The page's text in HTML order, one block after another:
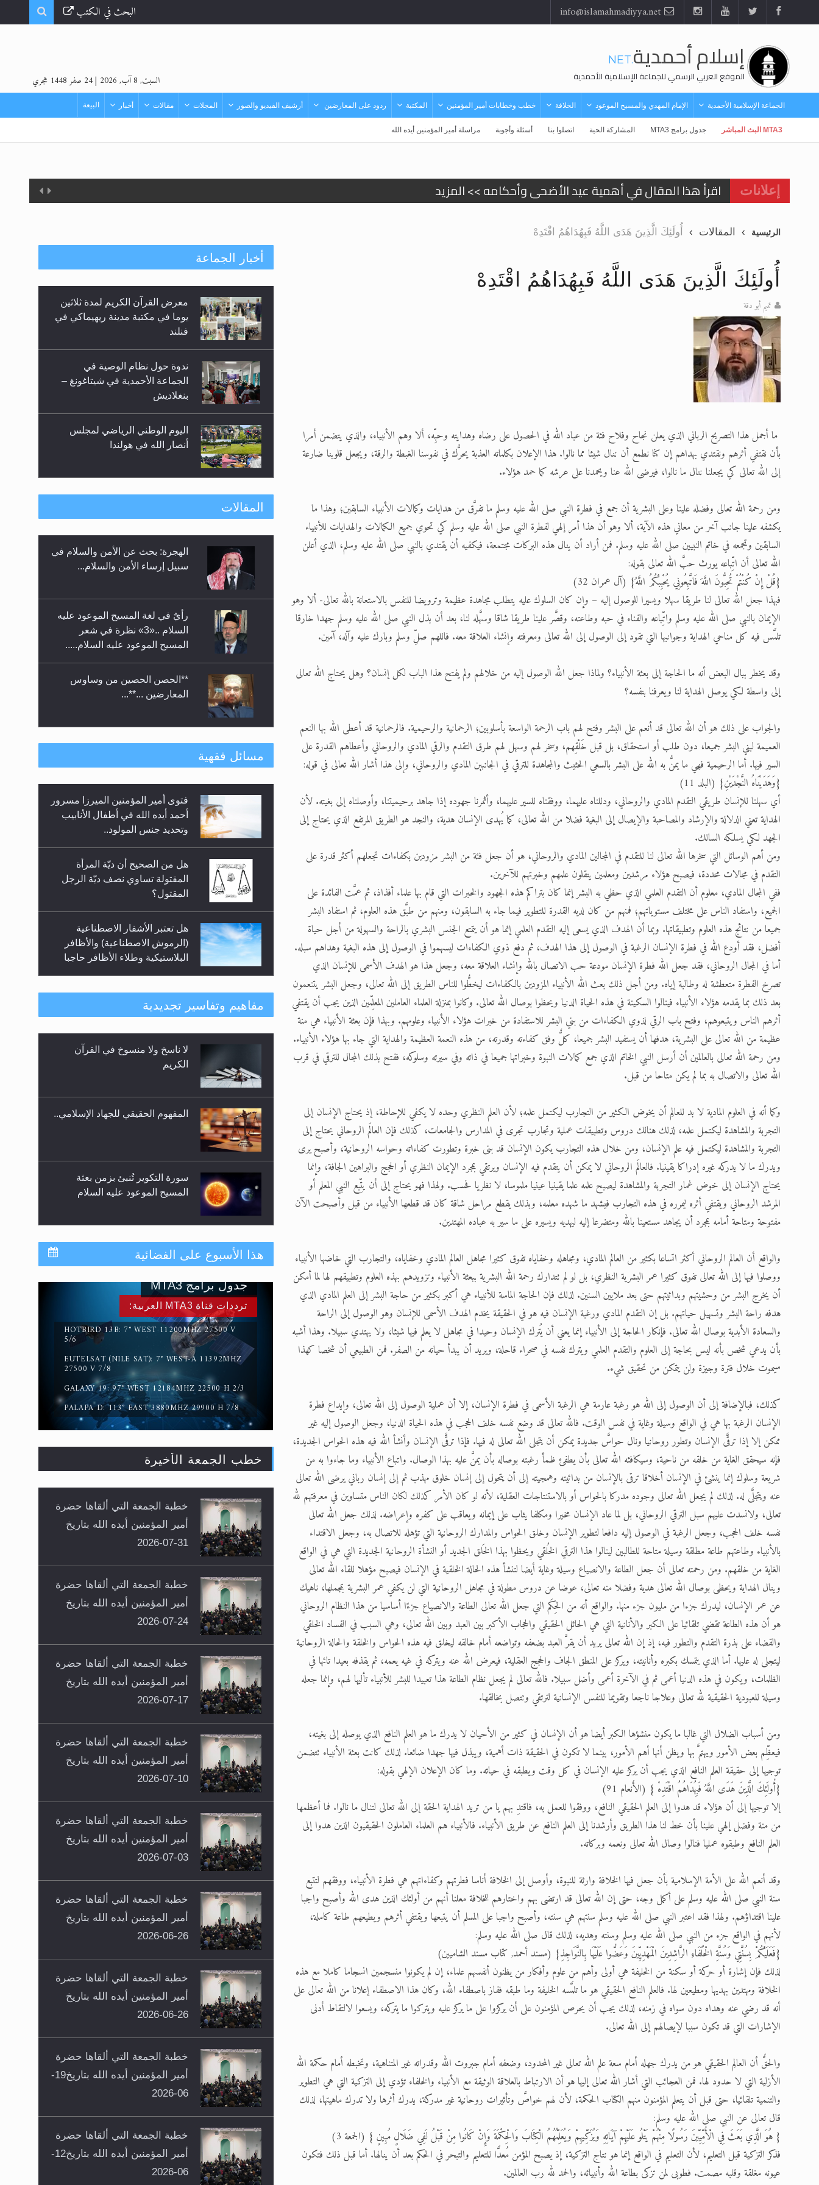
البحث في الكتب
إسلام أحمدية.NET
الموقع العربي الرسمي للجماعة الإسلامية الأحمدية السبت, 8 آب, 2026 |24 صفر 1448 هجري
الجماعة الإسلامية الأحمدية الإمام المهدي والمسيح الموعود الخلافة خطب وخطابات أمير المؤمنين المكتبة ردود على المعارضين أرشيف الفيديو والصور المجلات مقالات أخبار البيعة
MTA3 البث المباشر جدول برامج MTA3 المشاركة الحية اتصلوا بنا أسئلة وأجوبة مراسلة أمير المؤمنين أيده الله
إعلانات
اقرأ هذا المقال في أهمية عيد الأضحى وأحكامه >> المزيد
اقرأ هذا المقال في أهمية عيد الأضحى وأحكامه >> المزيد
الحجّ.. دلالات، حِكم، وأهداف >> المزيد
تعميم هامّ لأفراد الجماعة >> المزيد
تعميم هامّ لأفراد الجماعة >> المزيد
إعلان هامّ بخصوص الرسائل المرسلة إلى حضرة امير المؤمنين أيده الله والمكتب العربي >> المزيد
للانتقال إلى كافة الردود على القمص زكريا يطرس وأعداء الإسلام اضغط هنا >> المزيد
اقرأ هذا الكتاب وتعرّف على حقيقة الإسراء والمعراج >> المزيد
عرض مصوَّر لأقوال المستشرقين في خاتم النبيين صلى الله عليه وسلم >> المزيد
الحجّ.. دلالات، حِكم، وأهداف >> المزيد
الرئيسية المقالات أُولَئِكَ الَّذِينَ هَدَى اللَّهُ فَبِهُدَاهُمُ اقْتَدِهْ
أُولَئِكَ الَّذِينَ هَدَى اللَّهُ فَبِهُدَاهُمُ اقْتَدِهْ
تميم أبو دقة
ما أجمل هذا التصريح الرباني الذي يعلن نجاح وفلاح فئة من عباد الله في الحصول على رضاه وهدايته وحبِّه، ألا وهم الأنبياء، والذي يتضمن أمرا
بأن نقتفي أثرهم ونقتدي بهداهم إن كنا نطمع أن ننال شيئا مما نالوا. هذا الإعلان بكلماته العذبة يحرُّك في نفوسنا الغبطة والرقة، ويجعل قلوبنا ضارعة
إلى الله تعالى كي يجعلنا ننال ما نالوا، فيرضى الله عنا ويحمدنا على عرشه كما حمد هؤلاء.
ومن رحمة الله تعالى وفضله علينا وعلى البشرية أن جمع في فطرة النبي صلى الله عليه وسلم ما تفرَّق من هدايات وكمالات الأنبياء السابقين؛ وهذا ما
يكشفه علينا جانب آخر من معاني هذه الآية، ألا وهو أن هذا أمر إلهي لفطرة النبي صلى الله عليه وسلم كي تحوي جميع الكمالات والهدايات للأنبياء
السابقين وتجمعه في خاتم النبيين صلى الله عليه وسلم. فمن أراد أن ينال هذه البركات مجتمعة، فيكفيه أن يقتدي بالنبي صلى الله عليه وسلم، الذي أعلن
الله تعالى أن اتِّباعه يورث حبَّ الله تعالى بقوله:
{قُلْ إِنْ كُنْتُمْ تُحِبُّونَ اللَّهَ فَاتَّبِعُونِي يُحْبِبْكُمُ اللَّهُ} (آل عمران 32)
فبهذا جعل الله تعالى لنا طريقا سهلا ويسيرا للوصول إليه – وإن كان السلوك عليه يتطلب مجاهدة عظيمة وترويضا للنفس بالاستعانة بالله تعالى- ألا وهو
الإيمان بالنبي صلى الله عليه وسلم واتِّباعه والفناء في حبه وطاعته، وقصَّر علينا طريقا شاقا وسهَّله لنا، بعد أن بذل النبي صلى الله عليه وسلم جهدا خارقا
تلمَّس فيه كل مناحي الهداية وجوانبها التي تقود إلى الوصول إلى الله تعالى ومعرفته وإنشاء العلاقة معه. فاللهم صلِّ وسلم وبارك عليه وآله، آمين.
وقد يخطر ببال البعض أنه ما الحاجة إلى بعثة الأنبياء؟ ولماذا جعل الله الوصول إليه من خلالهم ولم يفتح هذا الباب لكل إنسان؟ وهل يحتاج الله تعالى
إلى واسطة لكي يوصل الهداية لنا ويعرفنا بنفسه؟
والجواب على ذلك هو أن الله تعالى قد أنعم على البشر وفتح لهم باب الرحمة الواسعة بأسلوبين؛ الرحمانية والرحيمية. فالرحمانية قد أعطى الله بها النعم
العميمة لبني البشر جميعا، دون طلب أو استحقاق، بل قبل خَلْقِهم، وسخر لهم وسهل لهم طرق التقدم والرقي المادي والروحاني وأعطاهم القدرة على
السير فيها. أما الرحيمية فهي ما يمنُّ به الله على البشر بالسعي الحثيث والمجاهدة للترقي في الجانبين المادي والروحاني، وإلى هذا أشار الله تعالى في قوله:
{وَهَدَيْنَاهُ النَّجْدَيْنِ} (البلد 11)
أي سهلنا للإنسان طريقي التقدم المادي والروحاني، ودللناه عليهما، ووفقناه للسير عليهما، وأثمرنا جهوده إذا جاهد برحيميتنا، وأوصلناه إلى بغيته. لأن
الهداية تعني الدلالة والإرشاد والمصاحبة والإيصال إلى البغية فضلا من الله تعالى، كما يُهدى الإنسان هدية، والنجد هو الطريق المرتفع الذي يحتاج إلى
الجهد لكي يسلكه السالك.
ومن أهم الوسائل التي سخرها الله تعالى لنا للتقدم في المجالين المادي والروحاني، هو أن جعل فئة من البشر مزودين بكفاءات تجعلهم أكثر قدرة على
التقدم في مجالات محددة، فيصبح هؤلاء مرشدين ومعلمين ينقلون علمهم وخبرتهم للآخرين.
ففي المجال المادي، معلوم أن التقدم العلمي الذي حظي به البشر إنما كان بتراكم هذه الجهود والخبرات التي قام بها علماء أفذاذ، ثم عمَّت الفائدة على
الجميع، واستفاد الناس على مختلف مستوياتهم؛ فمنهم من كان لديه القدرة للتطوير فيما جاء به السابقون، ومنهم من طبَّق هذه العلوم، ثم استفاد البشر
جميعا من نتائج هذه العلوم وتطبيقاتها. وبما أن الهدف الذي يسعى إليه التقدم العلمي إنما هو أن يتمتع الجنس البشري بالراحة والسهولة من أجل حياة
أفضل، فقد أودع الله في فطرة الإنسان الرغبة في الوصول إلى هذا الهدف، ثم دفع ذوي الكفاءات ليسهموا في الوصول إلى هذه البغية وهداهم سبله.
أما في المجال الروحاني، فقد جعل الله فطرة الإنسان مودعة حب الاتصال بالله وإنشاء العلاقة معه، وجعل هذا هو الهدف الأسمى للإنسان الذي
تصرخ الفطرة متعطشة له وطالبة إياه. ومن أجل ذلك بعث الله الأنبياء المزودين بالكفاءات ليخطُّوا للناس الطريق إلى الله تعالى، وجعل البشر يتنعمون
بعد ذلك بما يقدمه هؤلاء الأنبياء فينالوا السكينة في هذه الحياة الدنيا ويحظوا بوصال الله تعالى. وكانوا بمنزلة العلماء العاملين المعلِّمين الذين يجب أن يقتفي
أثرهم الناس ويتبعوهم، وفتح باب الرقي لذوي الكفاءات من بني البشر للاستفادة من خبرات هؤلاء الأنبياء وعلومهم. وبهذا فإن بعثة الأنبياء هي منة
عظيمة من الله تعالى على البشرية، هدفها أن يستفيد البشر جميعا، كلٌّ وفق كفاءته وقدرته، من هذه النعمة العظيمة والهداية التي جاء بها هؤلاء الأنبياء.
ومن رحمة الله تعالى بالعالمين أن أرسل النبي الخاتم الذي جمع كمالات النبوة وخبراتها جميعا في ذاته وفي سيرته وسلوكه، ففتح بذلك المجال للترقي في قرب
الله تعالى والاتصال به بما لم يكن متاحا من قبل.
وكما أنه في العلوم المادية لا بد للعالِم أن يخوض الكثير من التجارب ليكتمل علمه؛ لأن العلم النظري وحده لا يكفي للإحاطة، إذ يحتاج الإنسان إلى
التجربة والمشاهدة ليكتمل علمه، لذلك هنالك دروس وتطبيقات عملية وتجارب تجرى في المدارس والجامعات، كذلك فإن العالَم الروحاني يحتاج إلى
التجربة والمشاهدة ليكتمل فيه علم الإنسان، ومن خلال هذه التجارب يكون الإنسان قد بنى خبرة وتطورت كفاءاته وحواسه الروحانية، وأصبح يرى
ويدرك ما لا يدركه غيره إدراكا يقينيا. فالعالَم الروحاني لا يمكن أن يتقدم فيه الإنسان ويرتقي بمجرد الإيمان النظري أو الحجج والبراهين الجافة، وإنما
يحتاج الإنسان إلى خوض غمار التجربة والمشاهدة ليصبح علمه علما يقينيا عينيا ملموسا، لا نظريا فحسب. ولهذا فهو يحتاج إلى أن يتِّبع النبي المعلم أو
المرشد الروحاني ويقتفي أثره ليمرره في هذه التجارب فيشهد ما شهده معلمه، وبذلك يقطع مراحل شاقة كان قد قطعها الأنبياء من قبل وأصبحت الآن
مفتوحة ومتاحة أمامه بمجرد أن يجاهد مستعينا بالله ومتضرعا إليه ليهديه ويسيره على ما سير به عباده المهتدين.
والواقع أن العالم الروحاني أكثر اتساعا بكثير من العالم المادي، ومجاهله وخفاياه تفوق كثيرا مجاهل العالم المادي وخفاياه، والتجارب التي خاضها الأنبياء
ووصلوا فيها إلى الله تعالى تفوق كثيرا عمر البشرية النظري، بل لو لم تتدارك رحمة الله البشرية ببعثة الأنبياء وتزويدهم بهذه العلوم وتطبيقهم لها لما أمكن
أن يخرج البشر من وحشيتهم وبدائيتهم حتى بعد ملايين السنين. لذلك فإن الحاجة الماسة للأنبياء هي أكبر بكثير من حاجة البشر إلى العلم المادي الذي
هدفه راحة البشر وتسهيل حياتهم. بل إن التقدم المادي ورغبة الإنسان فيه هو في الحقيقة يخدم الهدف الأسمى للإنسان وهو الوصول إلى الراحة
والسعادة الأبدية بوصال الله تعالى. فإنكار الحاجة إلى الأنبياء إنما يعني أن يُترك الإنسان وحيدا في مجاهل لا يعلم فيها شيئا، ولا يهتدي سبيلا. وهذا أشبه
بأن يدعي شخص بأنه ليس بحاجة إلى العلوم والتقدم العلمي ويترك نفسه في صحراء قاحلة، ويريد أن يبدأ حياته من الصفر. فمن الطبيعي أن شخصا كهذا
سيموت خلال فترة وجيزة ولن يتمكن من تحقيق شيء.
كذلك، فبالإضافة إلى أن الوصول إلى الله هو رغبة عارمة هي الرغبة الأسمى في فطرة الإنسان، إلا أن عملية الوصول إلى الله تعالى، وإيداع فطرة
الإنسان الرغبة بها هي في الواقع وسيلة وغاية في نفس الوقت. فالله تعالى قد وضع نفسه خلف الحجب في هذه الحياة الدنيا، وجعل الوصول إليه غير
ممكن إلا إذا ترقَّى الإنسان وتطور روحانيا ونال حواسَّ جديدة يمكن أن يتجلى الله تعالى له فيها. فإذا ترقَّى الإنسان وأنشأ الله فيه هذه الحواس الجديدة،
فإنه سيحقق الغاية من خلقه من ناحية، وسيكافئه الله تعالى بأن يطفئ ظمأ رغبته بوصاله بأن يمنَّ عليه بهذا الوصال. واتباع الأنبياء وما جاءوا به من
شريعة وسلوك إنما ينشئ في الإنسان أخلاقا ترقى بالإنسان من بدائيته وهمجيته إلى أن يتحول إلى إنسان خلوق مهذب ثم إلى إنسان رباني يرضى الله تعالى
عنه ويتجلَّى له. لذلك لم يجعل الله تعالى وجوده مدركا بالحواس أو بالاستنتاجات العقلية، لأنه لو كان الأمر كذلك لكان الناس متساوين في معرفتهم لله
تعالى، ولانسدت عليهم سبل الترقي الروحاني، بل لما عاد الإنسان مخيرا ومكلفا يثاب على إيمانه ويعاقب على كفره وإعراضه. لذلك جعل الله تعالى
نفسه خلف الحجب، وجعل الرغبة في الوصول إليه دافعا لتطوير الإنسان وخلق الحواس والمدارك الروحانية التي تؤهله للاتصال به، وجعل الاقتداء
بالأنبياء وطاعتهم طاعة مطلقة وسيلة متاحة للطالبين لينالوا هذا الترقي الخُلقي ويحظوا بهذا الخَلق الجديد أو النشأة الروحانية الجديدة التي هي في الواقع
الغاية من خلقهم. ومن رحمته تعالى أن جعل الطاعة والانصياع وسيلة وغاية أيضا لتنشأ هذه الحالة الخلقية في الإنسان فيصبح مؤهلا للقاء الله تعالى
وينال الهداية ويحظى بوصال الله تعالى هدية وفضلا منه تعالى، عوضا عن دروس مطولة في مجاهل الروحانية التي لن يكفي عمر البشرية بمجملها، ناهيك
عن عمر الإنسان، ليدرك جزءا من مليون جزء منها. والواقع أنه من الحِكَم التي جعل الله تعالى الطاعة والانصياع جزءًا أساسيا من هذا النظام الروحاني
هو أن هذه الطاعة تقضي تلقائيا على الكبر والأنانية التي هي الحائل الحقيقي والحجاب الأكبر بين العبد وبين الله تعالى، وهي السبب في الفساد الخلقي
والقضاء على بذرة التقدم والتطور فيه، إذ إن الله تعالى يريد أن يقرَّ العبد بضعفه وتواضعه أمام خالقه ليخلق فيه هذه الحواس والخلقة والحالة الروحانية
ليتجلى له عليها. أما الذي يتمسك بكبره وأنانيته، ويركز على المنطق الجاف والحجج العقلية، فيعرض الله عنه ويتركه في غيه يعمه، ثم يقذفه بعيدا تائها في
الظلمات، ويكون في هذه الدنيا أعمى ثم في الآخرة أعمى وأضل سبيلا. فالله تعالى لم يجعل نظام الطاعة هذا تعبيدا للبشر للأنبياء تأليها لهم، وإنما جعله
وسيلة للعبودية الحقيقية لله تعالى وعلاجا ناجعا وتقويما للنفس الإنسانية لترتقي وتتصل بخالقها.
ومن أسباب الضلال التي غالبا ما يكون منشؤها الكبر أيضا هو أن الإنسان في كثير من الأحيان لا يدرك ما هو العلم النافع الذي يوصله إلى بغيته،
فيعظِّم بعض الأمور ويهتمَّ بها ويظن أنها أهم الأمور، بينما لا تكون في الحقيقة ذات أهمية، ويبذل فيها جهدا ضائعا. لذلك كانت بعثة الأنبياء تتضمن
توجيها إلى حقيقة العلم النافع الذي يجب أن يركز عليه الإنسان في كل وقت ويطبقه في حياته. وما كان الإعلان الإلهي بقوله:
{أُولَئِكَ الَّذِينَ هَدَى اللَّهُ فَبِهُدَاهُمُ اقْتَدِهْ } (الأَنعام 91)
إلا توجيها إلى أن هؤلاء قد هدوا إلى العلم الحقيقي النافع، ووفقوا للعمل به، فاقتدِ بهم يا من تريد الهداية الحقة إلى الله تعالى لتنال ما نالوا. فما أعظمها
من منة وفضل إلهي علينا بأن خط لنا هذا الطريق وأرشدنا إلى العلم النافع عن طريق الأنبياء. فالأنبياء هم العلماء العاملون الحقيقيون الذين هدوا إلى
العلم النافع وطبقوه عمليا فنالوا وصال الله تعالى ونعمه وبركاته.
وقد أنعم الله على الأمة الإسلامية بأن جعل فيها الخلافة وارثة للنبوة، وأوصل إلى الخلافة أناسا فطرتهم وكفاءاتهم هي فطرة الأنبياء، ووفقهم لتتبع
سنة النبي صلى الله عليه وسلم على أكمل وجه، حتى إن الله تعالى قد ارتضى بهم واختارهم للخلافة معلنا أنهم من أولئك الذين هدى الله وأصبح واجبا
علينا اقتداؤهم. ولهذا فقد اعتبر النبي صلى الله عليه وسلم سنتهم هي سنته، وأصبح واجبا على المسلم أن يتبعها ويقتفي أثرهم ويطيعهم طاعة كاملة،
لأنهم في الواقع جزء من النبي صلى الله عليه وسلم وسنته وهديه، لذلك قال صلى الله عليه وسلم:
{فَعَلَيْكُمْ بِسُنَّتِي وَسُنَّةِ الْخُلَفَاءِ الرَّاشِدِينَ الْمَهْدِيِّينَ وَعَضُّوا عَلَيْهَا بِالنَّوَاجِذِ} (مسند أحمد, كتاب مسند الشاميين)
لذلك فإن إشارة أو حركة أو سكنة من الخليفة هي أولى وأهم من علوم وأفكار من يظنون أنفسهم علماء، إن لم يكونوا منسجمين انسجاما كاملا مع هذه
الخلافة ومهتدين بهديها ومطيعين لها. فالعلم النافع الحقيقي هو ما تلمَّسه الخليفة وما طبقه ففاز باصطفاء الله، وكان هذا الاصطفاء إعلانا من الله تعالى على
أنه قد رضي عنه وهداه دون سواه في زمنه، لذلك يجب أن يحرص المؤمنون على أن يركزوا على ما يركز عليه ويتركوا ما يتركه، ويسعوا لالتقاط أدنى
الإشارات التي قد تكون سببا لإيصالهم إلى الله تعالى.
والحقُّ أن العالِم الحقيقي هو من يدرك جهله أمام سعة علم الله تعالى غير المحدود، وضعفه أمام جبروت الله وقدراته غير المتناهية، وتخبطه أمام حكمة الله
الأزلية التي لا حدود لها. فمن العجائب التي أشار الله تعالى إليها هو أن الارتباط بالعلاقة الوثيقة مع الأنبياء والخلفاء تؤدي إلى التزكية التي هي التطوير
والتنمية تلقائيا، حتى قبل أن يتعلم المؤمنون منهم الكتاب الحكمة، لأن لهم خواصَّ وتأثيرات روحانية غير مدركة، يدرك أثرها ولا تدرك ماهيتها، لذلك
قال تعالى عن النبي صلى الله عليه وسلم:
{ هُوَ الَّذِي بَعَثَ فِي الْأُمِّيِّينَ رَسُولًا مِنْهُمْ يَتْلُو عَلَيْهِمْ آيَاتِهِ وَيُزَكِّيهِمْ وَيُعَلِّمُهُمُ الْكِتَابَ وَالْحِكْمَةَ وَإِنْ كَانُوا مِنْ قَبْلُ لَفِي ضَلَالٍ مُبِينٍ } (الجمعة 3)
فذكر التزكية قبل التعليم، لأن التعليم في الواقع إنما هو نتاج التزكية، إذ يصبح المؤمن مُعدًّا للتعليم والتبحر في الحكم بعد أن ينالها. أما قبل ذلك فتكون
عيونه مغلقة وقلبه مصمت. فطوبى لمن تزكى بطاعة الله وأنبيائه، والحمد لله رب العالمين.
أخبار الجماعة
معرض القرآن الكريم لمدة ثلاثين
يوما في مكتبة مدينة ريهيماكي في
فنلند
ندوة حول نظام الوصية في
الجماعة الأحمدية في شيتاغونغ –
بنغلاديش
اليوم الوطني الرياضي لمجلس
أنصار الله في هولندا
إتمام حفظ القرآن الكريم لثلاثة
حفل توزيع الشهادات في الجامعة
الأحمدية بنيجيريا لعام 2025
المقالات
الهجرة: بحث عن الأمن والسلام في
سبيل إرساء الأمن والسلام...
رأيٌ في لغة المسيح الموعود عليه
السلام ..«3» نظرة في شعر
المسيح الموعود عليه السلام.....
**الحصن الحصين من وساوس
المعارضين ...**...
متطلَّبات التّحريك الجديد...
رأيٌ في لغة المسيح الموعود عليه
السلام.. 4...
مسائل فقهية
فتوى أمير المؤمنين الميرزا مسرور
أحمد أيده الله في أطفال الأنابيب
وتحديد جنس المولود..
هل من الصحيح أن ديّة المرأة
المقتولة تساوي نصف ديّة الرجل
المقتول؟
هل تعتبر الأشفار الاصطناعية
(الرموش الاصطناعية) والأظافر
البلاستيكية وطلاء الأظافر حاجبا
هل يُحسب حول الزكاة وفق السنة
الميلادية أو الهجرية؟
هل يجوز فتح مشروع كوافير نسائي
للمحجبات وغير المحجبات؟
مفاهيم وتفاسير تجديدية
لا ناسخ ولا منسوخ في القرآن
الكريم
المفهوم الحقيقي للجهاد الإسلامي..
سورة التكوير تُنبئ بزمن بعثة
المسيح الموعود عليه السلام
حقيقة المسيح الدجال
القرآن قاضٍ وحكمٌ على السنة
ومهيمنٌ عليها.. ليس العكس
هذا الأسبوع على الفضائية
ترددات قناة MTA3 العربية:
HOTBIRD 13B: 7° WEST 11200MHZ 27500 V
5/6
EUTELSAT (NILE SAT): 7° WEST-A 11392MHZ
27500 V 7/8
GALAXY 19: 97° WEST 12184MHZ 22500 H 2/3
PALAPA D: 113° EAST 3880MHZ 29900 H 7/8
جدول برامج MTA3
خطب الجمعة الأخيرة
خطبة الجمعة التي ألقاها حضرة
أمير المؤمنين أيده الله بتاريخ
31-07-2026
خطبة الجمعة التي ألقاها حضرة
أمير المؤمنين أيده الله بتاريخ
24-07-2026
خطبة الجمعة التي ألقاها حضرة
أمير المؤمنين أيده الله بتاريخ
17-07-2026
خطبة الجمعة التي ألقاها حضرة
أمير المؤمنين أيده الله بتاريخ
10-07-2026
خطبة الجمعة التي ألقاها حضرة
أمير المؤمنين أيده الله بتاريخ
03-07-2026
خطبة الجمعة التي ألقاها حضرة
أمير المؤمنين أيده الله بتاريخ
26-06-2026
خطبة الجمعة التي ألقاها حضرة
أمير المؤمنين أيده الله بتاريخ
26-06-2026
خطبة الجمعة التي ألقاها حضرة
أمير المؤمنين أيده الله بتاريخ19-
06-2026
خطبة الجمعة التي ألقاها حضرة
أمير المؤمنين أيده الله بتاريخ12-
06-2026